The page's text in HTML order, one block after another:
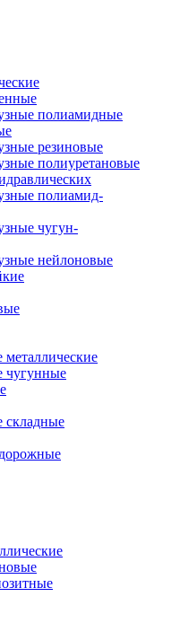
полиамидные
резиновые
полиуретановые
полиамид-
чугун-
нейлоновые
чугунные
складные